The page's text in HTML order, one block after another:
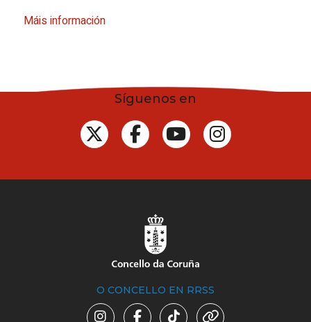
Máis información
Síguenos en
O CONCELLO EN RRSS